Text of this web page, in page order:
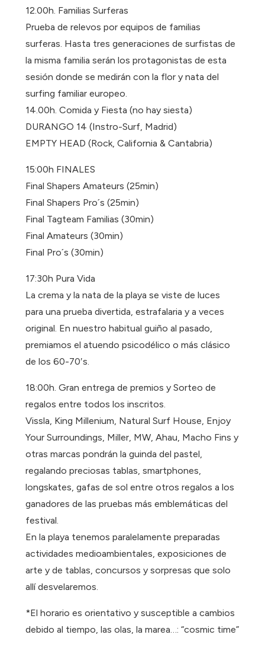
12.00h. Familias Surferas
Prueba de relevos por equipos de familias
surferas. Hasta tres generaciones de surfistas de
la misma familia serán los protagonistas de esta
sesión donde se medirán con la flor y nata del
surfing familiar europeo.
14.00h. Comida y Fiesta (no hay siesta)
DURANGO 14 (Instro-Surf, Madrid)
EMPTY HEAD (Rock, California & Cantabria)
15:00h FINALES
Final Shapers Amateurs (25min)
Final Shapers Pro´s (25min)
Final Tagteam Familias (30min)
Final Amateurs (30min)
Final Pro´s (30min)
17:30h Pura Vida
La crema y la nata de la playa se viste de luces
para una prueba divertida, estrafalaria y a veces
original. En nuestro habitual guiño al pasado,
premiamos el atuendo psicodélico o más clásico
de los 60-70′s.
18:00h. Gran entrega de premios y Sorteo de
regalos entre todos los inscritos.
Vissla, King Millenium, Natural Surf House, Enjoy
Your Surroundings, Miller, MW, Ahau, Macho Fins y
otras marcas pondrán la guinda del pastel,
regalando preciosas tablas, smartphones,
longskates, gafas de sol entre otros regalos a los
ganadores de las pruebas más emblemáticas del
festival.
En la playa tenemos paralelamente preparadas
actividades medioambientales, exposiciones de
arte y de tablas, concursos y sorpresas que solo
allí desvelaremos.
*El horario es orientativo y susceptible a cambios
debido al tiempo, las olas, la marea…: “cosmic time”